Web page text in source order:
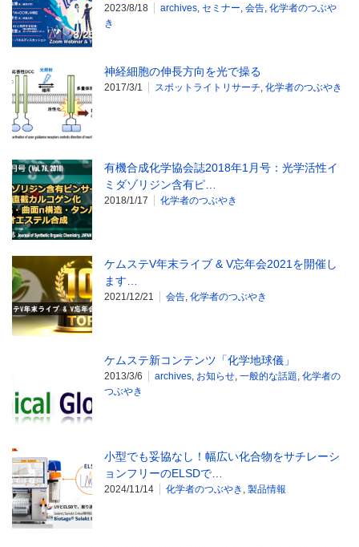
2023/8/18 archives, セミナー, 会告, 化学者のつぶや
き
神経細胞の伸長方向を光で操る
2017/3/1 スポットライトリサーチ, 化学者のつぶやき
有機合成化学協会誌2018年1月号：光学活性イ
ミダゾリジン含有ピ…
2018/1/17 化学者のつぶやき
ケムステV年末ライブ & V忘年会2021を開催し
ます…
2021/12/21 会告, 化学者のつぶやき
ケムステ新コンテンツ「化学地球儀」
2013/3/6 archives, お知らせ, 一般的な話題, 化学者の
つぶやき
小型でも妥協なし！幅広い化合物をサチレーシ
ョンフリーのELSDで…
2024/11/14 化学者のつぶやき , 製品情報